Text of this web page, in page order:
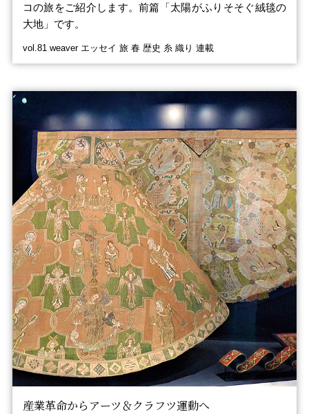
コの旅をご紹介します。前篇「太陽がふりそそぐ絨毯の
大地」です。
vol.81 weaver エッセイ 旅 春 歴史 糸 織り 連載
産業革命からアーツ＆クラフツ運動へ